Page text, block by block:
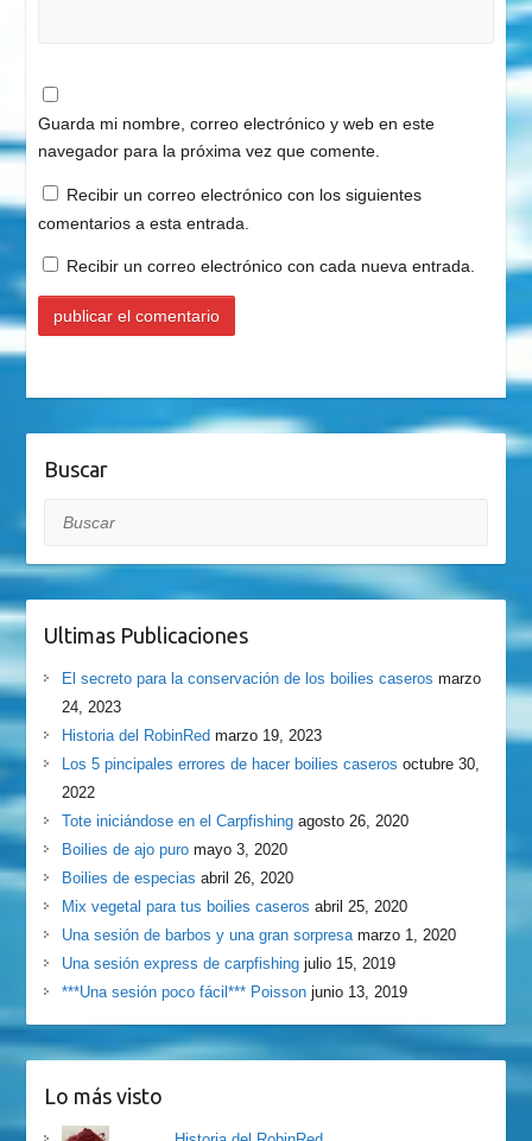
Guarda mi nombre, correo electrónico y web en este
navegador para la próxima vez que comente.
Recibir un correo electrónico con los siguientes
comentarios a esta entrada.
Recibir un correo electrónico con cada nueva entrada.
Buscar
Buscar
Ultimas Publicaciones
El secreto para la conservación de los boilies caseros marzo
24, 2023
Historia del RobinRed marzo 19, 2023
Los 5 pincipales errores de hacer boilies caseros octubre 30,
2022
Tote iniciándose en el Carpfishing agosto 26, 2020
Boilies de ajo puro mayo 3, 2020
Boilies de especias abril 26, 2020
Mix vegetal para tus boilies caseros abril 25, 2020
Una sesión de barbos y una gran sorpresa marzo 1, 2020
Una sesión express de carpfishing julio 15, 2019
***Una sesión poco fácil*** Poisson junio 13, 2019
Lo más visto